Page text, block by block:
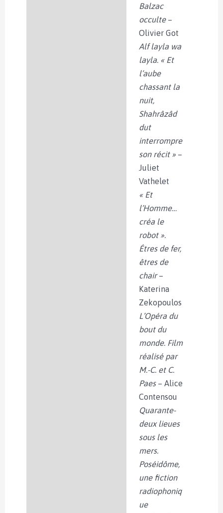
Balzac
occulte–
Olivier Got
Alf layla wa
layla. « Et
l’aube
chassant la
nuit,
Shahrâzâd
dut
interrompre
son récit »–
Juliet
Vathelet
« Et
l’Homme…
créa le
robot ».
Étres de fer,
êtres de
chair–
Katerina
Zekopoulos
L’Opéra du
bout du
monde. Film
réalisé par
M.-C. et C.
Paes– Alice
Contensou
Quarante-
deux lieues
sous les
mers.
Poséidôme,
une fiction
radiophoniq
ue